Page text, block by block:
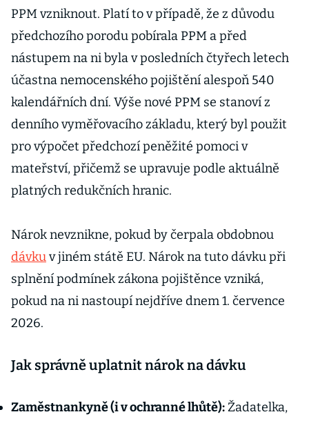
PPM vzniknout. Platí to v případě, že z důvodu
předchozího porodu pobírala PPM a před
nástupem na ni byla v posledních čtyřech letech
účastna nemocenského pojištění alespoň 540
kalendářních dní. Výše nové PPM se stanoví z
denního vyměřovacího základu, který byl použit
pro výpočet předchozí peněžité pomoci v
mateřství, přičemž se upravuje podle aktuálně
platných redukčních hranic.
Nárok nevznikne, pokud by čerpala obdobnou
dávkuv jiném státě EU. Nárok na tuto dávku při
splnění podmínek zákona pojištěnce vzniká,
pokud na ni nastoupí nejdříve dnem 1. července
2026.
Jak správně uplatnit nárok na dávku
Zaměstnankyně (i v ochranné lhůtě):Žadatelka,